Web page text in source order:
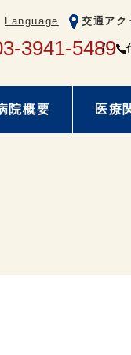
Language 交通アク
3941-5489
院概要 医療